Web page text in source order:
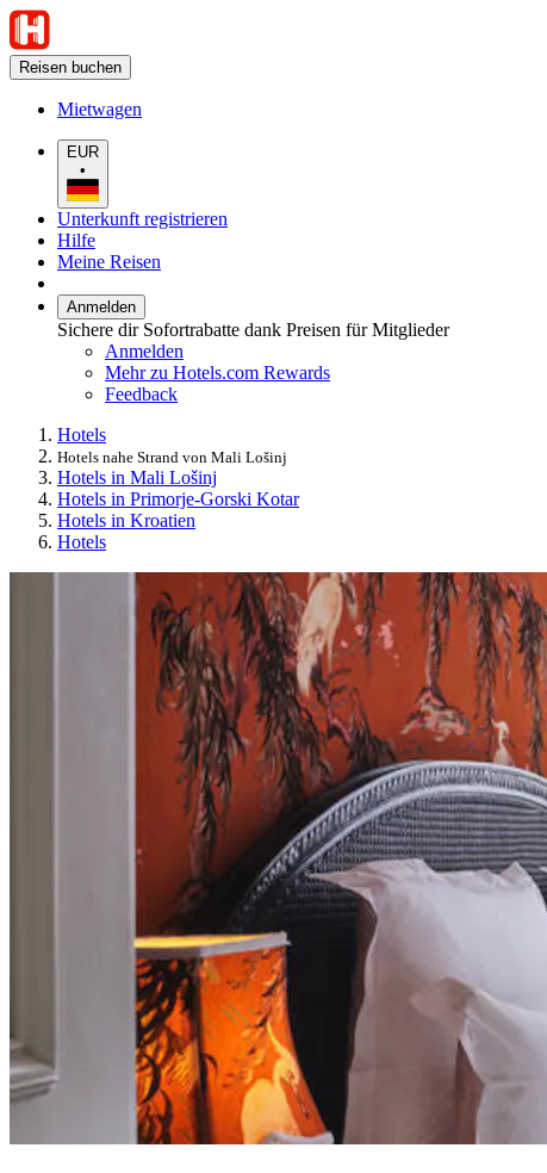
Reisen buchen
Mietwagen
EUR
•
Unterkunft registrieren
Hilfe
Meine Reisen
Anmelden
Sichere dir Sofortrabatte dank Preisen für Mitglieder
Anmelden
Mehr zu Hotels.com Rewards
Feedback
Hotels
Hotels nahe Strand von Mali Lošinj
Hotels in Mali Lošinj
Hotels in Primorje-Gorski Kotar
Hotels in Kroatien
Hotels